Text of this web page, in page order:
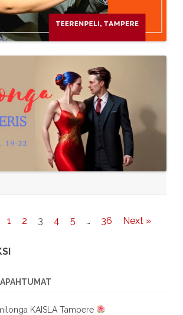
1 2 3 4 5 … 36 Next »
KAISLA Tampere